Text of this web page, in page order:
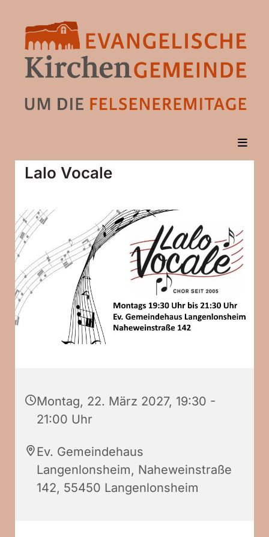
Lalo Vocale
Montag, 22. März 2027, 19:30 -
21:00 Uhr
Ev. Gemeindehaus
Langenlonsheim, Naheweinstraße
142, 55450 Langenlonsheim